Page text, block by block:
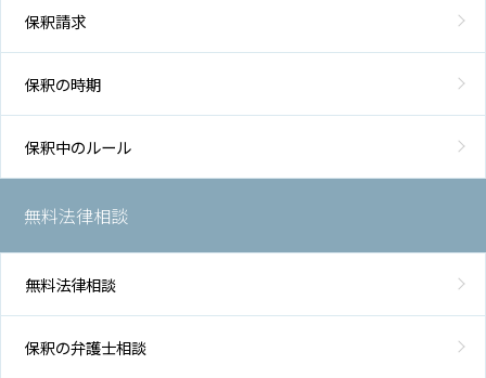
保釈請求
保釈の時期
保釈中のルール
無料法律相談
無料法律相談
保釈の弁護士相談